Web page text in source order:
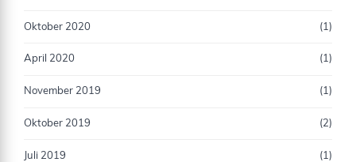
Oktober 2020 (1)
April 2020 (1)
November 2019 (1)
Oktober 2019 (2)
Juli 2019 (1)